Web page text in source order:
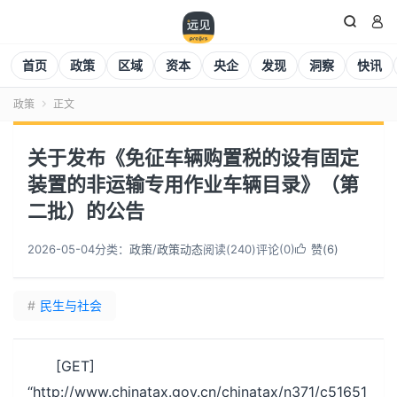
 
首页 政策 区域 资本 央企 发现 洞察 快讯
政策  正文
关于发布《免征车辆购置税的设有固定
装置的非运输专用作业车辆目录》（第
二批）的公告
2026-05-04分类： 政策/政策动态阅读(240)评论(0) 赞(6)
# 民生与社会
[GET]
“http://www.chinatax.gov.cn/chinatax/n371/c51651